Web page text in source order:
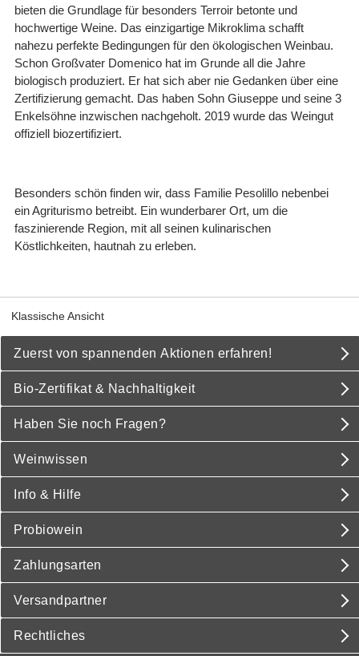
bieten die Grundlage für besonders Terroir betonte und
hochwertige Weine. Das einzigartige Mikroklima schafft
nahezu perfekte Bedingungen für den ökologischen Weinbau.
Schon Großvater Domenico hat im Grunde all die Jahre
biologisch produziert. Er hat sich aber nie Gedanken über eine
Zertifizierung gemacht. Das haben Sohn Giuseppe und seine 3
Enkelsöhne inzwischen nachgeholt. 2019 wurde das Weingut
offiziell biozertifiziert.
Besonders schön finden wir, dass Familie Pesolillo nebenbei
ein Agriturismo betreibt. Ein wunderbarer Ort, um die
faszinierende Region, mit all seinen kulinarischen
Köstlichkeiten, hautnah zu erleben.
Klassische Ansicht
Zuerst von spannenden Aktionen erfahren!
Bio-Zertifikat & Nachhaltigkeit
Haben Sie noch Fragen?
Weinwissen
Info & Hilfe
Probiowein
Zahlungsarten
Versandpartner
Rechtliches